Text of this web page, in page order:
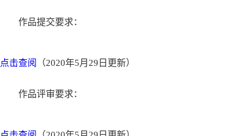
作品提交要求：
点击查阅 （2020年5月29日更新）
作品评审要求：